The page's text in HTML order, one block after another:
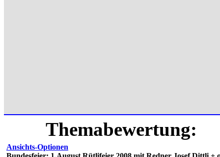
Themabewertung:
Ansichts-Optionen